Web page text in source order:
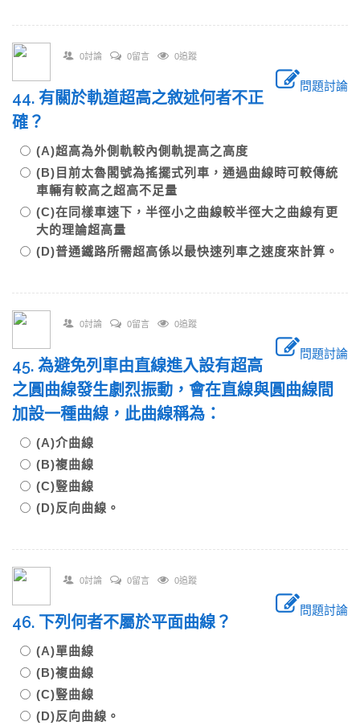
0討論 0留言 0追蹤
問題討論
44. 有關於軌道超高之敘述何者不正
確？
(A)超高為外側軌較內側軌提高之高度
(B)目前太魯閣號為搖擺式列車，通過曲線時可較傳統
車輛有較高之超高不足量
(C)在同樣車速下，半徑小之曲線較半徑大之曲線有更
大的理論超高量
(D)普通鐵路所需超高係以最快速列車之速度來計算。
0討論 0留言 0追蹤
問題討論
45. 為避免列車由直線進入設有超高
之圓曲線發生劇烈振動，會在直線與圓曲線間
加設一種曲線，此曲線稱為：
(A)介曲線
(B)複曲線
(C)豎曲線
(D)反向曲線。
0討論 0留言 0追蹤
問題討論
46. 下列何者不屬於平面曲線？
(A)單曲線
(B)複曲線
(C)豎曲線
(D)反向曲線。